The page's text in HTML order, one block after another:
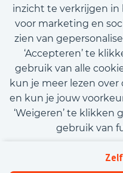
inzicht te verkrijgen in
voor marketing en
zien van
‘Accepteren’ te
gebruik van alle
kun je meer lezen
en kun je jouw
‘Weigeren’ te klikken
gebruik van
Call-to-
Kom met ons in